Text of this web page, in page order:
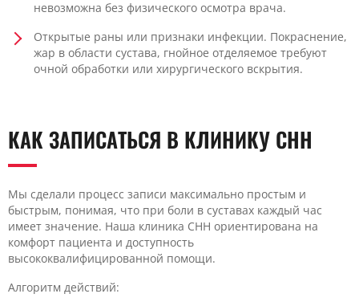
невозможна без физического осмотра врача.
Открытые раны или признаки инфекции. Покраснение,
жар в области сустава, гнойное отделяемое требуют
очной обработки или хирургического вскрытия.
КАК ЗАПИСАТЬСЯ В КЛИНИКУ CHH
Мы сделали процесс записи максимально простым и
быстрым, понимая, что при боли в суставах каждый час
имеет значение. Наша клиника CHH ориентирована на
комфорт пациента и доступность
высококвалифицированной помощи.
Алгоритм действий: